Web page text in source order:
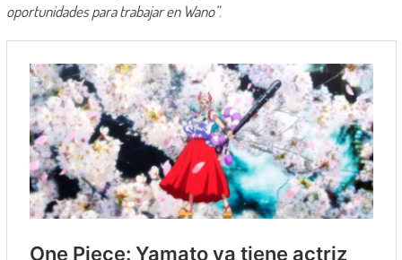
oportunidades para trabajar en Wano”.